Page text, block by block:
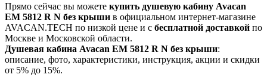
Прямо сейчас вы можете купить душевую кабину Avacan
EM 5812 R N без крыши в официальном интернет-магазине
AVACAN.TECH по низкой цене и с бесплатной доставкой по
Москве и Московской области.
Душевая кабина Avacan EM 5812 R N без крыши:
описание, фото, характеристики, инструкция, акции и скидки
от 5% до 15%.